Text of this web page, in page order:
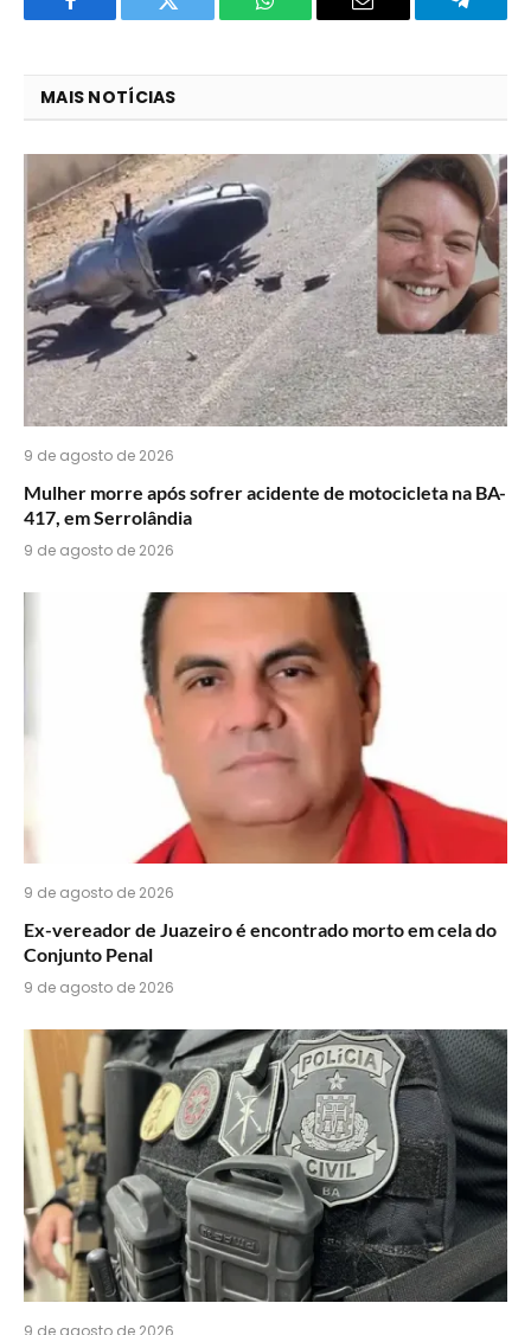
Facebook Twitter
O
WhatsApp?
E-
MAIS NOTÍCIAS
9 de agosto de 2026
Mulher morre após sofrer acidente de motocicleta na BA-
417, em Serrolândia
9 de agosto de 2026
9 de agosto de 2026
Ex-vereador de Juazeiro é encontrado morto em cela do
Conjunto Penal
9 de agosto de 2026
9 de agosto de 2026